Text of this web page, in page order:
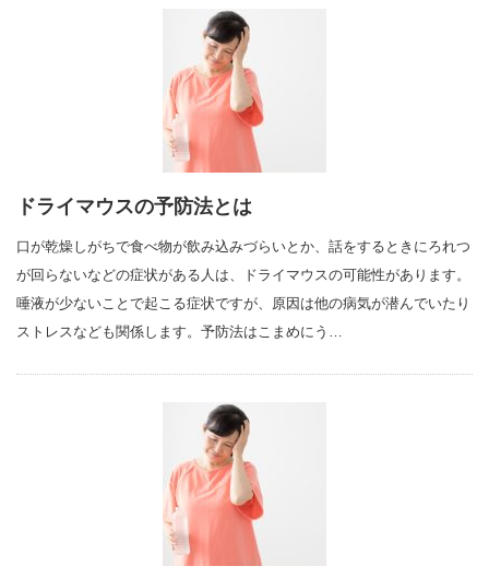
ドライマウスの予防法とは
口が乾燥しがちで食べ物が飲み込みづらいとか、話をするときにろれつ
が回らないなどの症状がある人は、ドライマウスの可能性があります。
唾液が少ないことで起こる症状ですが、原因は他の病気が潜んでいたり
ストレスなども関係します。予防法はこまめにう…